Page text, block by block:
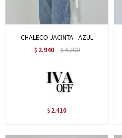
CHALECO JACINTA - AZUL
$ 2.940 $4.200
$ 2.410